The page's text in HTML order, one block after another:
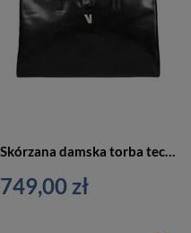
Skórzana damska torba teczka aktówka czarna Vip Collection Y 6589
749,00 zł